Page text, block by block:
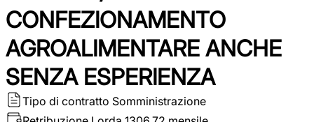
CONFEZIONAMENTO
AGROALIMENTARE ANCHE
SENZA ESPERIENZA
Tipo di contratto Somministrazione